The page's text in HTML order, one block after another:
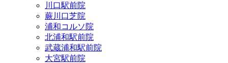
川口駅前院
蕨川口芝院
浦和コルソ院
北浦和駅前院
武蔵浦和駅前院
大宮駅前院